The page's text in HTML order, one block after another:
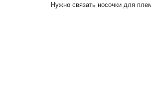
Нужно связать носочки для